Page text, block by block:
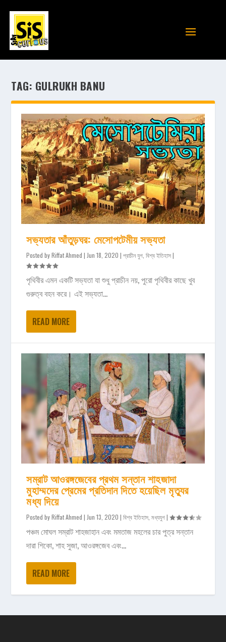
TAG: GULRUKH BANU
সভ্যতার আঁতুড়ঘর: মেসোপটেমীয় সভ্যতা
Posted byRiffat Ahmed | Jun 18, 2020 |প্রাচীন যুগ ,বিশ্ব ইতিহাস|
পৃথিবীর এমন একটি সভ্যতা যা শুধু প্রাচীন নয়, পুরো পৃথিবীর কাছে খুব
গুরুত্ব বহন করে। এই সভ্যতা...
READ MORE
সম্রাট আওরঙ্গজেবের প্রথম সন্তান শাহজাদা
মুহাম্মদের প্রেমের প্রতিদান দিতে হয়েছিল মৃত্যুর
মধ্য দিয়ে
Posted byRiffat Ahmed | Jun 13, 2020 |বিশ্ব ইতিহাস ,মধ্যযুগ|
পঞ্চম মোঘল সম্রাট শাহজাহান এবং মমতাজ মহলের চার পুত্র সন্তান
দারা শিকো, শাহ সুজা, আওরঙ্গজেব এবং...
READ MORE